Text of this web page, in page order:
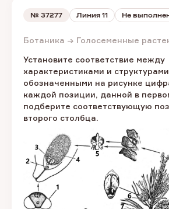
№ 37277 Линия 11 Не
Ботаника → Голосеменные
Установите соответствие между
характеристиками и
обозначенными на рисунке
каждой позиции, данной в
подберите соответствующую
второго столбца.